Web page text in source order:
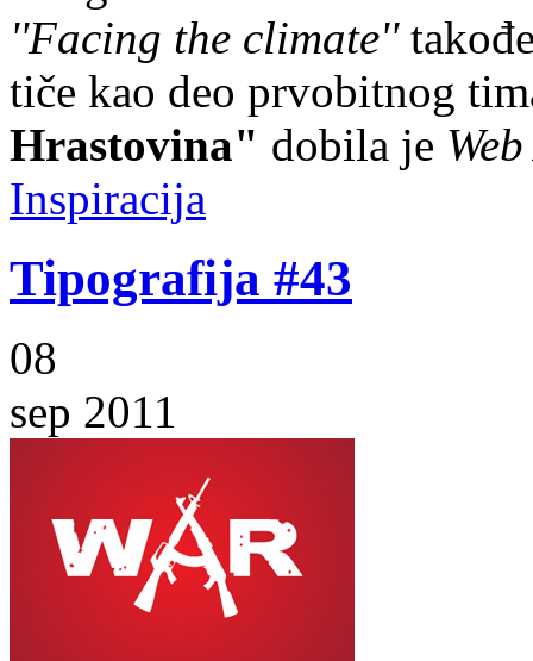
''Facing the climate''
tiče kao deo prvobitnog
Hrastovina" dobila je
Inspiracija
Tipografija #43
08
sep 2011